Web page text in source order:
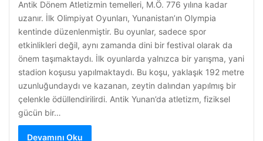
Antik Dönem Atletizmin temelleri, M.Ö. 776 yılına kadar
uzanır. İlk Olimpiyat Oyunları, Yunanistan’ın Olympia
kentinde düzenlenmiştir. Bu oyunlar, sadece spor
etkinlikleri değil, aynı zamanda dini bir festival olarak da
önem taşımaktaydı. İlk oyunlarda yalnızca bir yarışma, yani
stadion koşusu yapılmaktaydı. Bu koşu, yaklaşık 192 metre
uzunluğundaydı ve kazanan, zeytin dalından yapılmış bir
çelenkle ödüllendirilirdi. Antik Yunan’da atletizm, fiziksel
gücün bir…
Devamını Oku